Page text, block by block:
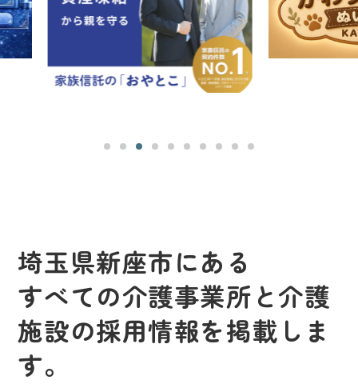
埼玉県新座市にある
すべての介護事業所と介護
施設の採用情報を掲載しま
す。